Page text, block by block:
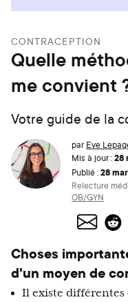
CONTRACEPTION
Quelle
me convient
Votre guide de la
par Eve
Mis à jour :28
Publié :28
Relecture
OB/GYN
Choses
d'un moyen de
Il existe différentes